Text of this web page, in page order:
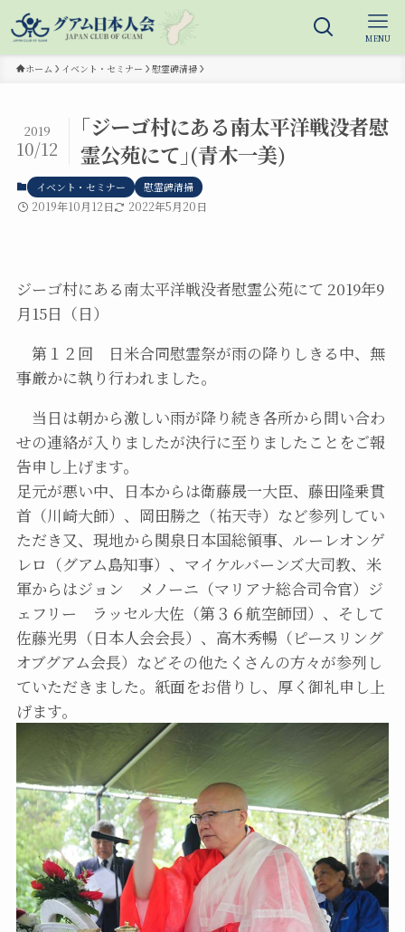
MENU
ホーム イベント・セミナー 慰霊碑清掃
｢ジーゴ村にある南太平洋戦没者慰
霊公苑にて｣(青木一美)
2019
10/12
イベント・セミナー 慰霊碑清掃
2019年10月12日 2022年5月20日
ジーゴ村にある南太平洋戦没者慰霊公苑にて 2019年9
月15日（日）
第１２回 日米合同慰霊祭が雨の降りしきる中、無
事厳かに執り行われました。
当日は朝から激しい雨が降り続き各所から問い合わ
せの連絡が入りましたが決行に至りましたことをご報
告申し上げます。
足元が悪い中、日本からは衛藤晟一大臣、藤田隆乗貫
首（川崎大師）、岡田勝之（祐天寺）など参列してい
ただき又、現地から関泉日本国総領事、ルーレオンゲ
レロ（グアム島知事）、マイケルバーンズ大司教、米
軍からはジョン メノーニ（マリアナ総合司令官）ジ
ェフリー ラッセル大佐（第３６航空師団）、そして
佐藤光男（日本人会会長）、高木秀暢（ピースリング
オブグアム会長）などその他たくさんの方々が参列し
ていただきました。紙面をお借りし、厚く御礼申し上
げます。